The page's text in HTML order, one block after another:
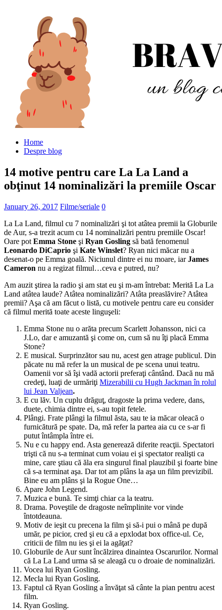
Home
Despre blog
14 motive pentru care La La Land a
obţinut 14 nominalizări la premiile Oscar
January 26, 2017 Filme/seriale 0
La La Land, filmul cu 7 nominalizări şi tot atâtea premii la Globurile
de Aur, s-a trezit acum cu 14 nominalizări pentru premiile Oscar!
Oare pot Emma Stone şi Ryan Gosling să bată fenomenul
Leonardo DiCaprio şi Kate Winslet? Ryan nici măcar nu a
desenat-o pe Emma goală. Niciunul dintre ei nu moare, iarJames
Cameron nu a regizat filmul…ceva e putred, nu?
Am auzit ştirea la radio şi am stat eu şi m-am întrebat: Merită La La
Land atâtea laude? Atâtea nominalizări? Atâta preaslăvire? Atâtea
premii? Aşa că am făcut o listă, cu motivele pentru care eu consider
că filmul merită toate aceste linguşeli:
Emma Stone nu o arăta precum Scarlett Johansson, nici ca
J.Lo, dar e amuzantă şi come on, cum să nu îţi placă Emma
Stone?
E musical. Surprinzător sau nu, acest gen atrage publicul. Din
păcate nu mă refer la un musical de pe scena unui teatru.
Oamenii vor să îşi vadă actorii preferaţi cântând. Dacă nu mă
credeţi, luaţi de urmăriţi Mizerabilii cu Hugh Jackman în rolul
lui Jean Valjean.
E cu lăv. Un cuplu drăguţ, dragoste la prima vedere, dans,
duete, chimia dintre ei, s-au topit fetele.
Plângi. Frate plângi la filmul ăsta, sau te ia măcar oleacă o
furnicătură pe spate. Da, mă refer la partea aia cu ce s-ar fi
putut întâmpla între ei.
Nu e cu happy end. Asta generează diferite reacţii. Spectatori
trişti că nu s-a terminat cum voiau ei şi spectator realişti ca
mine, care ştiau că ăla era singurul final plauzibil şi foarte bine
că s-a terminat aşa. Dar tot am plâns la aşa un film previzibil.
Bine eu am plâns şi la Rogue One…
Apare John Legend.
Muzica e bună. Te simţi chiar ca la teatru.
Drama. Poveştile de dragoste neîmplinite vor vinde
întotdeauna.
Motiv de ieşit cu precena la film şi să-i pui o mână pe după
umăr, pe picior, cred şi eu că a epxlodat box office-ul. Ce,
criticii de film nu ies şi ei la agăţat?
Globurile de Aur sunt încălzirea dinaintea Oscarurilor. Normal
că La La Land urma să se aleagă cu o droaie de nominalizări.
Vocea lui Ryan Gosling.
Mecla lui Ryan Gosling.
Faptul că Ryan Gosling a învăţat să cânte la pian pentru acest
film.
Ryan Gosling.